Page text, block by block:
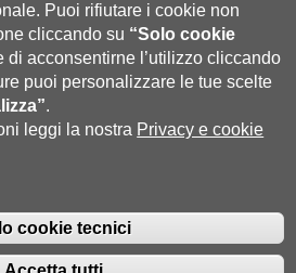
80002070524 |Coordinate bancarie|Caselle
|Fatturazione Elettronica
Puoi rifiutare i cookie non
cliccando su “Solo cookie
di acconsentirne l’utilizzo cliccando
puoi personalizzare le tue scelte
.
leggi la nostra Privacy e cookie
cookie tecnici